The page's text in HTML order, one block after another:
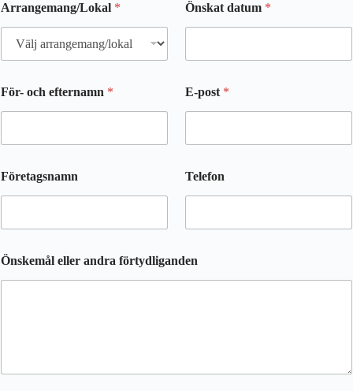
Arrangemang/Lokal * Önskat datum *
För- och efternamn * E-post *
Företagsnamn Telefon
Önskemål eller andra förtydliganden